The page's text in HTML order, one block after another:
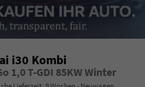
i30 Kombi
1,0 T-GDI 85KW Winter